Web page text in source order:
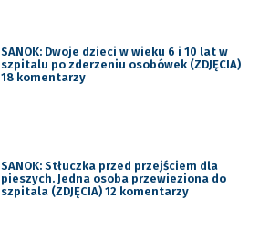
SANOK: Dwoje dzieci w wieku 6 i 10 lat w
szpitalu po zderzeniu osobówek (ZDJĘCIA)
18 komentarzy
SANOK: Stłuczka przed przejściem dla
pieszych. Jedna osoba przewieziona do
szpitala (ZDJĘCIA) 12 komentarzy